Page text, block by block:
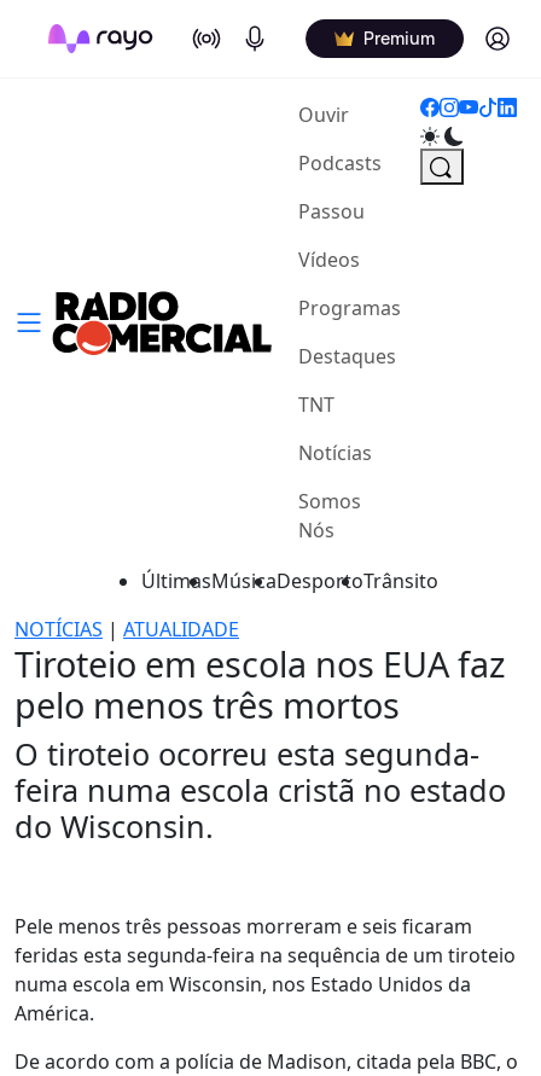
On Air Podcasts Premium Log in
Ouvir(current)
Podcasts
Passou
Vídeos
Programas
Destaques
TNT
Notícias
Somos
Nós
ÚltimasMúsicaDesportoTrânsito
NOTÍCIAS | ATUALIDADE
Tiroteio em escola nos EUA faz
pelo menos três mortos
O tiroteio ocorreu esta segunda-
feira numa escola cristã no estado
do Wisconsin.
Pele menos três pessoas morreram e seis ficaram
feridas esta segunda-feira na sequência de um tiroteio
numa escola em Wisconsin, nos Estado Unidos da
América.
De acordo com a polícia de Madison, citada pela BBC, o